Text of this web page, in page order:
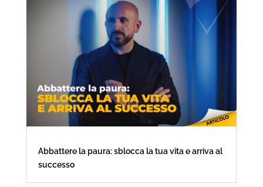
Abbattere la paura: sblocca la tua vita e arriva al
successo